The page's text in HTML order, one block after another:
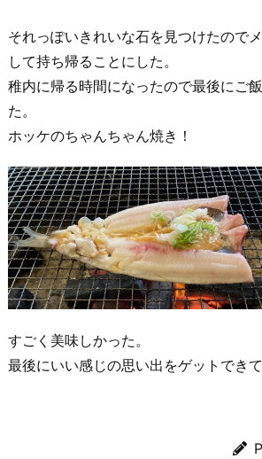
それっぽいきれいな石を見つけたので
して持ち帰ることにした。
稚内に帰る時間になったので最後にご
た。
ホッケのちゃんちゃん焼き！
すごく美味しかった。
最後にいい感じの思い出をゲットできて